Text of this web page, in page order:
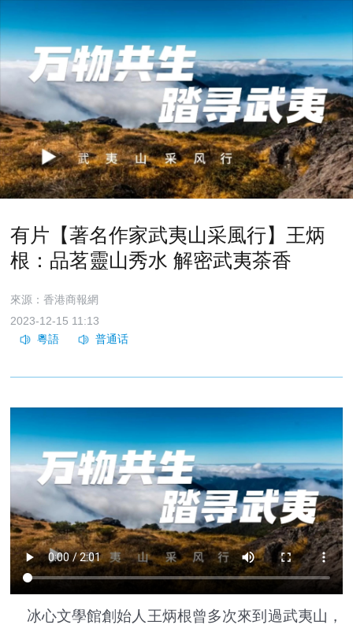
有片【著名作家武夷山采風行】王炳
根：品茗靈山秀水 解密武夷茶香
來源：香港商報網
2023-12-15 11:13
冰心文學館創始人王炳根曾多次來到過武夷山，